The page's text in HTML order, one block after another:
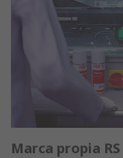
Marca propia RS